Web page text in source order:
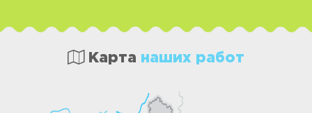
Карта наших работ